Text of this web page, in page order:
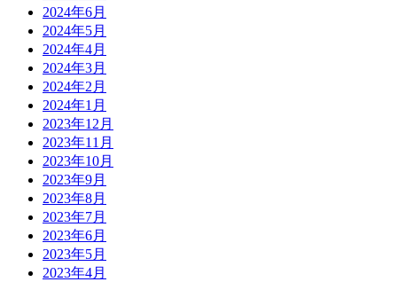
2024年6月
2024年5月
2024年4月
2024年3月
2024年2月
2024年1月
2023年12月
2023年11月
2023年10月
2023年9月
2023年8月
2023年7月
2023年6月
2023年5月
2023年4月